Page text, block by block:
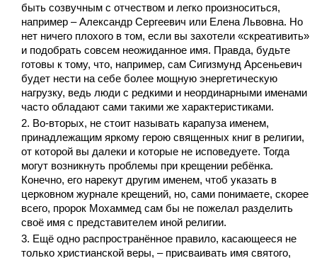
быть созвучным с отчеством и легко произноситься,
например – Александр Сергеевич или Елена Львовна. Но
нет ничего плохого в том, если вы захотели «скреативить»
и подобрать совсем неожиданное имя. Правда, будьте
готовы к тому, что, например, сам Сигизмунд Арсеньевич
будет нести на себе более мощную энергетическую
нагрузку, ведь люди с редкими и неординарными именами
часто обладают сами такими же характеристиками.
Во-вторых, не стоит называть карапуза именем,
принадлежащим яркому герою священных книг в религии,
от которой вы далеки и которые не исповедуете. Тогда
могут возникнуть проблемы при крещении ребёнка.
Конечно, его нарекут другим именем, чтоб указать в
церковном журнале крещений, но, сами понимаете, скорее
всего, пророк Мохаммед сам бы не пожелал разделить
своё имя с представителем иной религии.
Ещё одно распространённое правило, касающееся не
только христианской веры, – присваивать имя святого,